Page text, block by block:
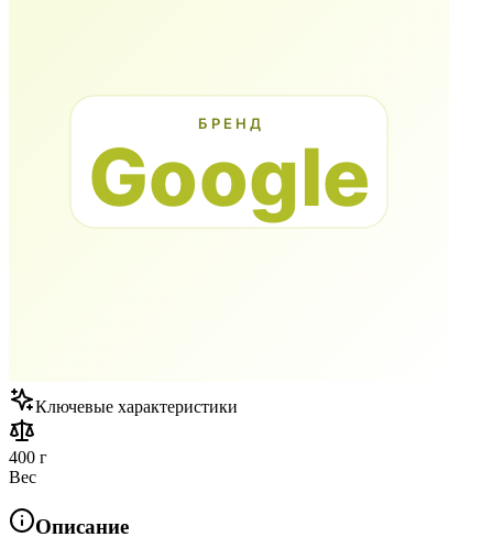
Ключевые характеристики
400 г
Вес
Описание